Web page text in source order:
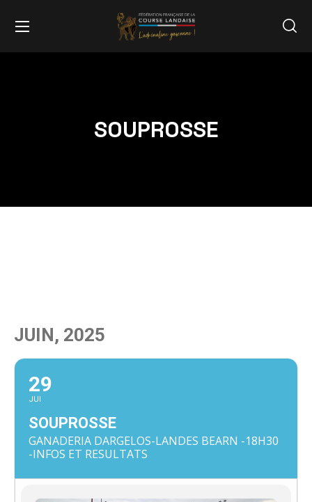
SOUPROSSE
JUIN, 2025
29
JUI
SOUPROSSE
GANADERIA DARGELOS-LANDES BEARN -18H30
-INFOS ET RESULTATS